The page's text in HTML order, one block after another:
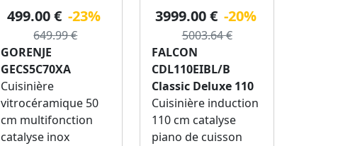
499.00 € -23%
649.99 €
GORENJE
GECS5C70XA
Cuisinière
vitrocéramique 50
cm multifonction
catalyse inox
3999.00 € -20%
5003.64 €
FALCON
CDL110EIBL/B
Classic Deluxe 110
Cuisinière induction
110 cm catalyse
piano de cuisson